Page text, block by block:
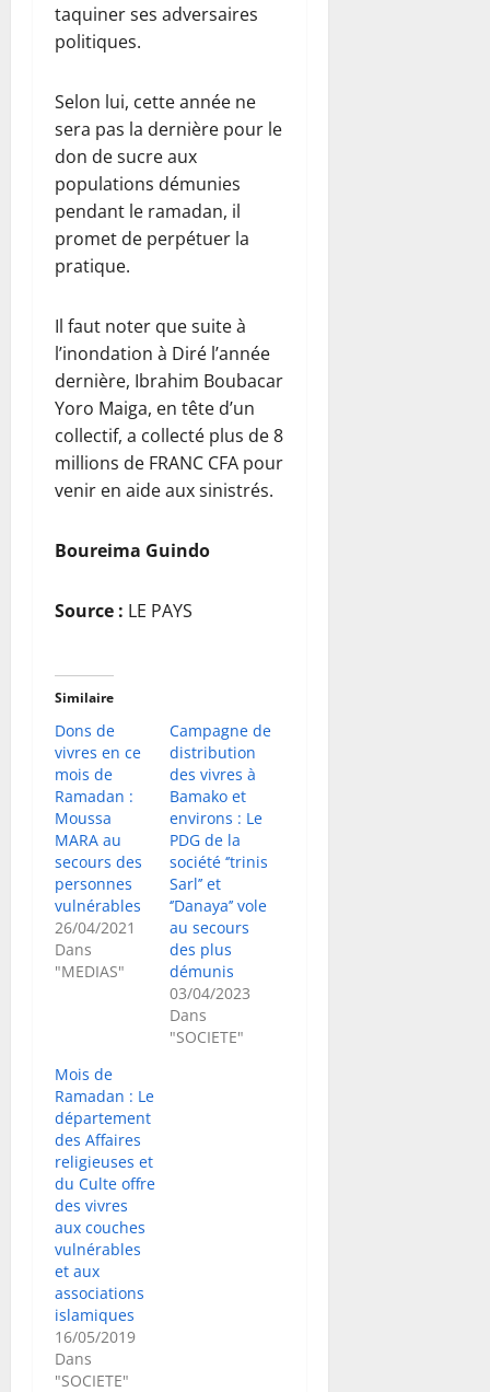
taquiner ses adversaires
politiques.
Selon lui, cette année ne
sera pas la dernière pour le
don de sucre aux
populations démunies
pendant le ramadan, il
promet de perpétuer la
pratique.
Il faut noter que suite à
l’inondation à Diré l’année
dernière, Ibrahim Boubacar
Yoro Maiga, en tête d’un
collectif, a collecté plus de 8
millions de FRANC CFA pour
venir en aide aux sinistrés.
Boureima Guindo
Source : LE PAYS
Similaire
Dons de
vivres en ce
mois de
Ramadan :
Moussa
MARA au
secours des
personnes
vulnérables
26/04/2021
Dans
"MEDIAS"
Campagne de
distribution
des vivres à
Bamako et
environs : Le
PDG de la
société ‘’trinis
Sarl’’ et
‘’Danaya’’ vole
au secours
des plus
démunis
03/04/2023
Dans
"SOCIETE"
Mois de
Ramadan : Le
département
des Affaires
religieuses et
du Culte offre
des vivres
aux couches
vulnérables
et aux
associations
islamiques
16/05/2019
Dans
"SOCIETE"